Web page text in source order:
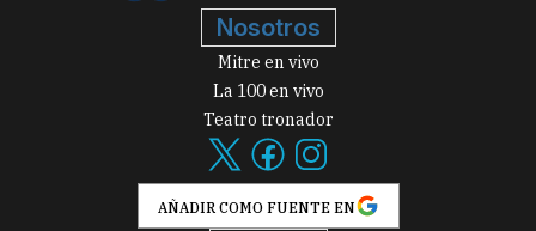
Nosotros
Mitre en vivo
La 100 en vivo
Teatro tronador
AÑADIR COMO FUENTE EN